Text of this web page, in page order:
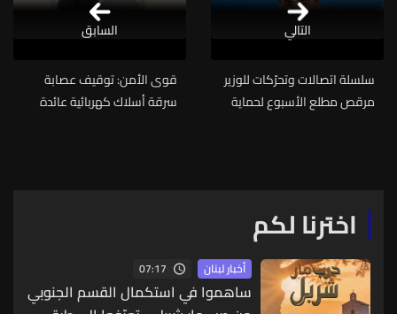
التالي
سلسلة اتصالات وتحرّكات للوزير
مرقص مطلع الأسبوع لحماية
قوى الأمن: توقيف عصابة
سرقة أسلاك كهربائية عائدة
السابق
اخترنا لكم
أخبار لبنان 07:17
ساهموا في استكمال القسم الجنوبي